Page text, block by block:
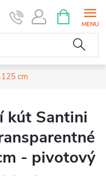
KOŠÍK
cm
kút Santini
- pivotový